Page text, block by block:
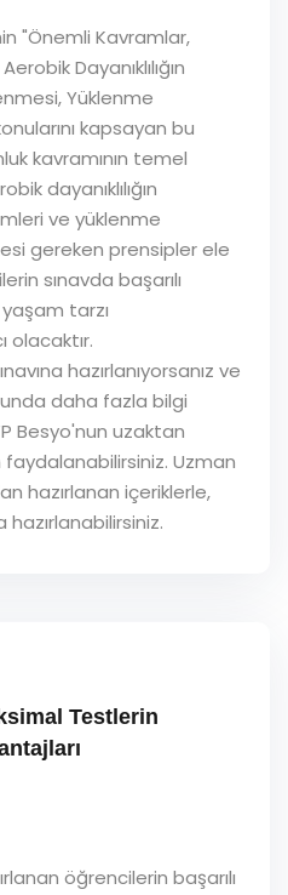
"Önemli Kavramlar,
Dayanıklılığın
Yüklenme
kapsayan bu
kavramının temel
dayanıklılığın
ve yüklenme
gereken prensipler ele
sınavda başarılı
yaşam tarzı
olacaktır.
hazırlanıyorsanız ve
daha fazla bilgi
Besyo'nun uzaktan
Uzman
hazırlanan içeriklerle,
hazırlanabilirsiniz.
Testlerin
öğrencilerin başarılı